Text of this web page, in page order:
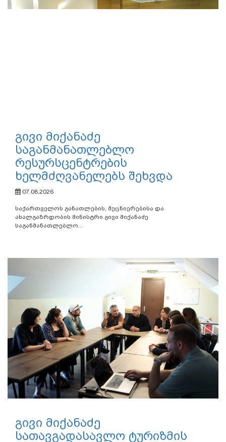
გივი მიქანაძე
საგანმანათლებლო
რესურსცენტრების
ხელმძღვანელებს შეხვდა
07.08.2026
საქართველოს განათლების, მეცნიერებისა და
ახალგაზრდობის მინისტრი გივი მიქანაძე
საგანმანათლებლო...
გივი მიქანაძე
სათავგადასავლო ტურიზმის